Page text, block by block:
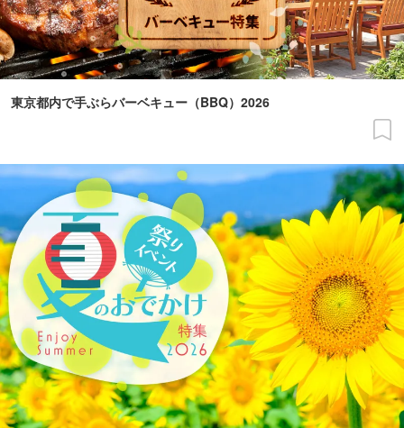
東京都内で手ぶらバーベキュー（BBQ）2026